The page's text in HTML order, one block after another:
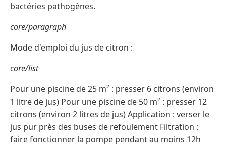
bactéries pathogènes.
core/paragraph
Mode d'emploi du jus de citron :
core/list
Pour une piscine de 25 m² : presser 6 citrons (environ
1 litre de jus) Pour une piscine de 50 m² : presser 12
citrons (environ 2 litres de jus) Application : verser le
jus pur près des buses de refoulement Filtration :
faire fonctionner la pompe pendant au moins 12h